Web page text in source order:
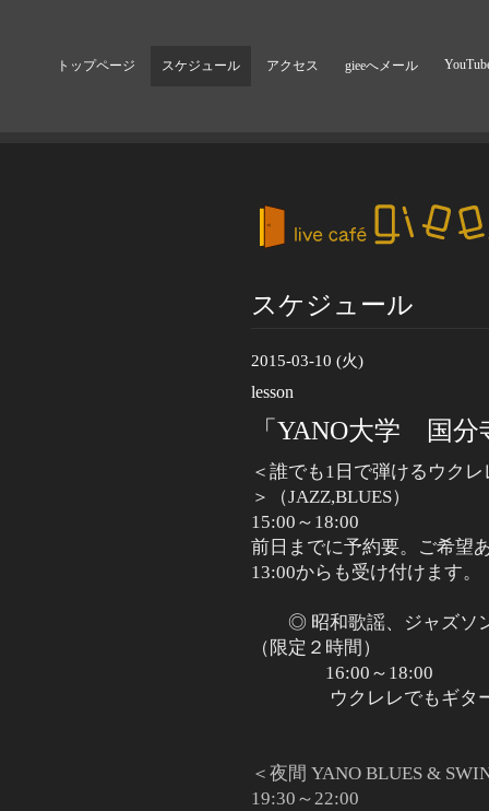
トップページ スケジュール アクセス gieeへメール
スケジュール
2015-03-10 (火)
lesson
「YANO大学 国分
＜誰でも1日で弾けるウク
＞（JAZZ,BLUES）
15:00～18:00
前日までに予約要。ご希望
13:00からも受け付けます。
◎ 昭和歌謡、ジャズソ
（限定２時間）
16:00～18:00
ウクレレでもギター
＜夜間 YANO BLUES &
19:30～22:00